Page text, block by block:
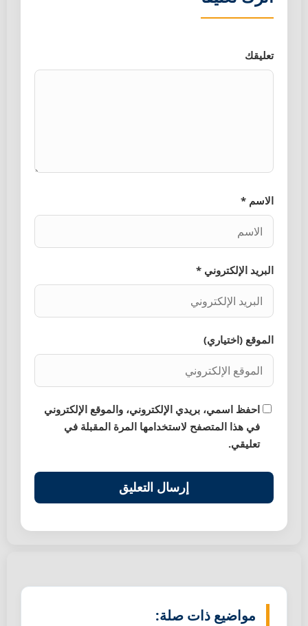
تعليقك
الاسم *
البريد الإلكتروني *
الموقع (اختياري)
احفظ اسمي، بريدي الإلكتروني، والموقع الإلكتروني
في هذا المتصفح لاستخدامها المرة المقبلة في
تعليقي.
مواضيع ذات صلة: